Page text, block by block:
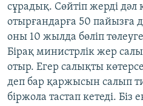
сұрадық. Сөйтіп жерді дәл
отырғандарға 50 пайызға
оны 10 жылда бөліп
Бірақ министрлік жер
отыр. Егер салықты
деп бар қаржысын салып
біржола тастап кетеді.